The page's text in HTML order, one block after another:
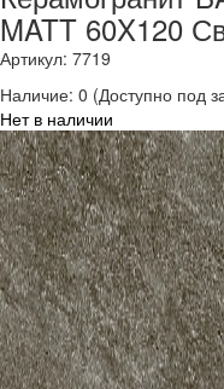
MATT 60X120
Артикул: 7719
Наличие: 0 (Доступно под
Нет в наличии